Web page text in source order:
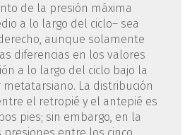
de la presión máxima
a lo largo del ciclo– sea
aunque solamente
diferencias en los valores
a lo largo del ciclo bajo la
La distribución
el retropié y el antepié es
pies; sin embargo, en la